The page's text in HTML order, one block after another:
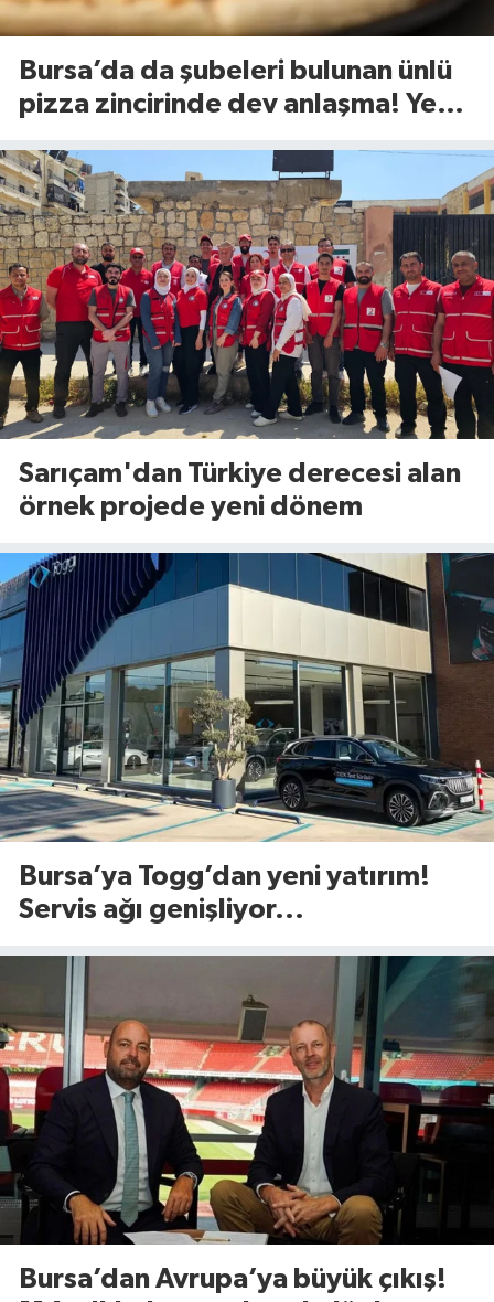
Bursa’da da şubeleri bulunan ünlü
pizza zincirinde dev anlaşma! Yeni
Sarıçam'dan Türkiye derecesi alan
örnek projede yeni dönem
Bursa’ya Togg’dan yeni yatırım!
Servis ağı genişliyor...
Bursa’dan Avrupa’ya büyük çıkış!